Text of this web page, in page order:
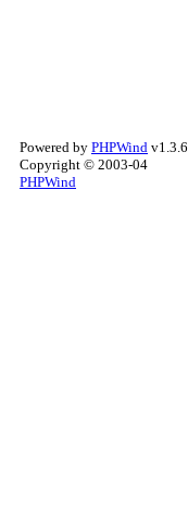
Powered by PHPWind v1.3.6
Copyright © 2003-04
PHPWind